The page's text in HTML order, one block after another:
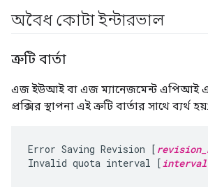
অবৈধ কোটা ইন্টারভাল
ত্রুটি বার্তা
এজ ইউআই বা এজ ম্যানেজমেন্ট এপিআই
প্রক্সির স্থাপনা এই ত্রুটি বার্তার সাথে ব্যর্থ হয়:
Error Saving Revision [
Invalid quota interval [interval